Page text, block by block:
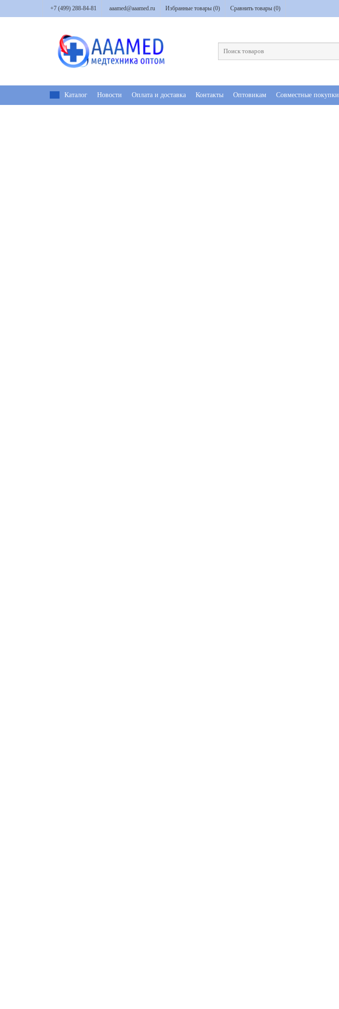
+7 (499) 288-84-81 aaamed@aaamed.ru Избранные товары (0) Сравнить товары (0)
Каталог Новости Оплата и доставка Контакты Оптовикам Совместные покупки